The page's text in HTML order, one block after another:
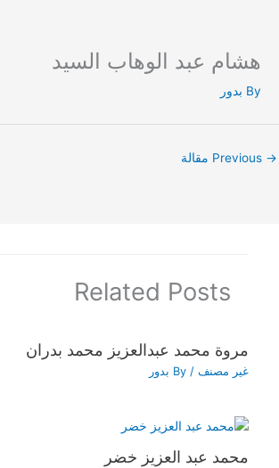
Skip
content
هشام عبد الوهاب السيد
By بدور
→
Related Posts
مروة محمد عبدالعزيز محمد بدران
غير مصنف / By بدور
محمد عبد العزيز خضر